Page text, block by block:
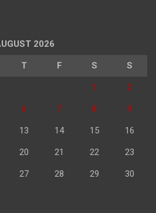
2026
T F S S
1 2
6 7 8 9
13 14 15 16
20 21 22 23
27 28 29 30